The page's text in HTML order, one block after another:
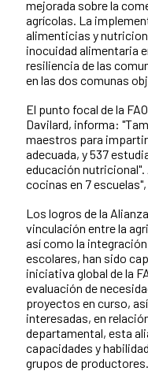
mejorada sobre la
agrícolas. La
alimenticias y
inocuidad alimentaria
resiliencia de las
en las dos comunas
El punto focal de la
Davilard, informa:
maestros para
adecuada, y 537
educación
cocinas en 7
Los logros de la
vinculación entre la
así como la
escolares, han sido
iniciativa global de la
evaluación de
proyectos en curso,
interesadas, en
departamental, esta
capacidades y
grupos de productores.